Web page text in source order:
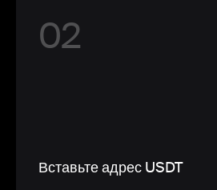
02
Вставьте адрес USDT